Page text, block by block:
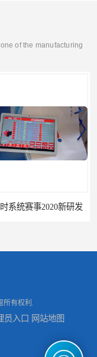
of the manufacturing
系统赛事2020新研发
所有权利.
员入口 网站地图